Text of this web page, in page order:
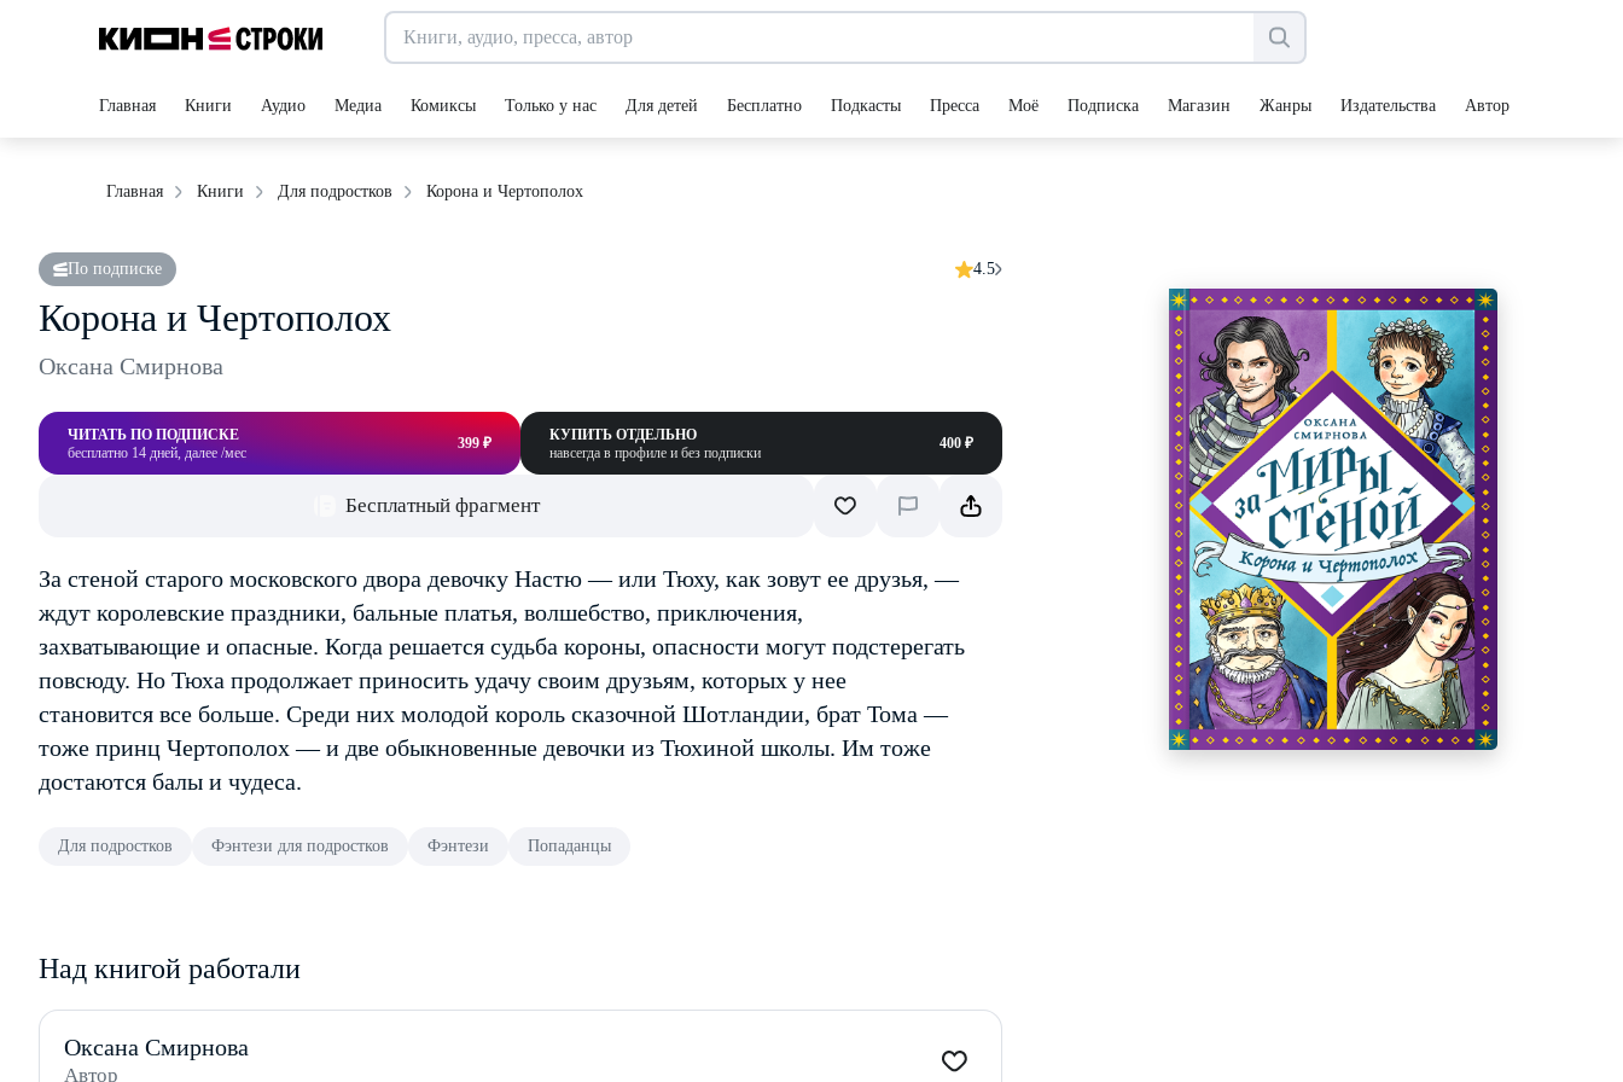
Главная Книги Аудио Медиа Комиксы Только у нас Для детей Бесплатно Подкасты Пресса Моё Подписка Магазин Жанры Издательства Авторы
Главная Книги Для подростков Корона и Чертополох
По подписке 4.5
Корона и Чертополох
Оксана Смирнова
ЧИТАТЬ ПО ПОДПИСКЕ
бесплатно 14 дней, далее /мес
399 ₽
КУПИТЬ ОТДЕЛЬНО
навсегда в профиле и без подписки
400 ₽
Бесплатный фрагмент
За стеной старого московского двора девочку Настю — или Тюху, как зовут ее друзья, —
ждут королевские праздники, бальные платья, волшебство, приключения,
захватывающие и опасные. Когда решается судьба короны, опасности могут подстерегать
повсюду. Но Тюха продолжает приносить удачу своим друзьям, которых у нее
становится все больше. Среди них молодой король сказочной Шотландии, брат Тома —
тоже принц Чертополох — и две обыкновенные девочки из Тюхиной школы. Им тоже
достаются балы и чудеса.
Для подростков Фэнтези для подростков Фэнтези Попаданцы
Над книгой работали
Оксана Смирнова
Автор